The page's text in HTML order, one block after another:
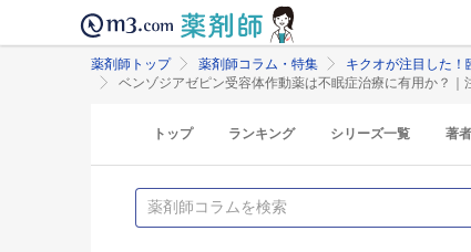
薬剤師トップ 薬剤師コラム・特集
キクオが注目した
ベンゾジアゼピン受容体作動薬は不眠症治療に有用か？｜
トップ ランキング シリーズ一覧 著